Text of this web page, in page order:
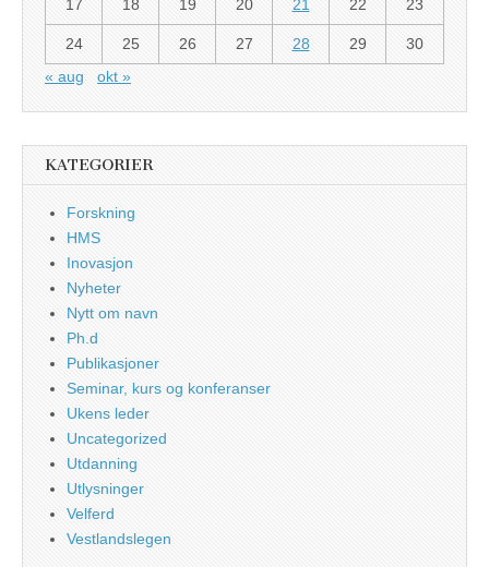
17 18 19 20 21 22 23
24 25 26 27 28 29
30
« aug
okt »
KATEGORIER
Forskning
HMS
Inovasjon
Nyheter
Nytt om navn
Ph.d
Publikasjoner
Seminar, kurs og konferanser
Ukens leder
Uncategorized
Utdanning
Utlysninger
Velferd
Vestlandslegen